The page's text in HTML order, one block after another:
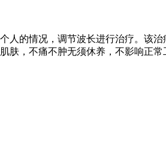
的情况，调节波长进行治疗。该
，不痛不肿无须休养，不影响正常